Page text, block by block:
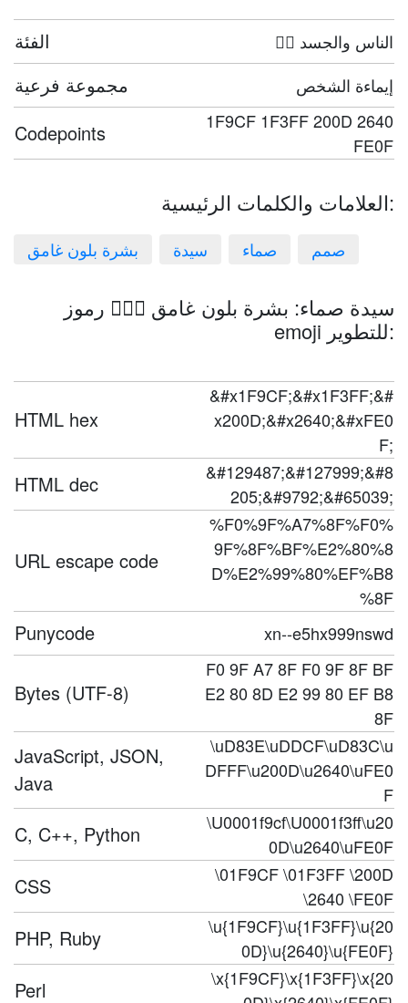
الفئة 🤦‍♀️ الناس والجسد
مجموعة فرعية إيماءة الشخص
Codepoints
1F9CF 1F3FF 200D 2640
FE0F
العلامات والكلمات الرئيسية:
بشرة بلون غامق سيدة صماء صمم
سيدة صماء: بشرة بلون غامق 🧏🏿‍♀️ رموز
emoji للتطوير:
HTML hex
&#x1F9CF;&#x1F3FF;&#
x200D;&#x2640;&#xFE0
F;
HTML dec
&#129487;&#127999;&#8
205;&#9792;&#65039;
URL escape code
%F0%9F%A7%8F%F0%
9F%8F%BF%E2%80%8
D%E2%99%80%EF%B8
%8F
Punycode xn--e5hx999nswd
Bytes (UTF-8)
F0 9F A7 8F F0 9F 8F BF
E2 80 8D E2 99 80 EF B8
8F
JavaScript, JSON,
Java
\uD83E\uDDCF\uD83C\u
DFFF\u200D\u2640\uFE0
F
C, C++, Python
\U0001f9cf\U0001f3ff\u20
0D\u2640\uFE0F
CSS
\01F9CF \01F3FF \200D
\2640 \FE0F
PHP, Ruby
\u{1F9CF}\u{1F3FF}\u{20
0D}\u{2640}\u{FE0F}
Perl
\x{1F9CF}\x{1F3FF}\x{20